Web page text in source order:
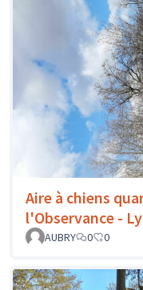
Aire à chiens
l'Observance -
AUBRY
0 0